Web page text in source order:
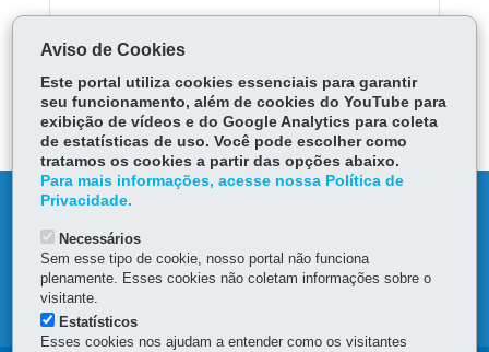
ÓRGÃO RESPONSÁVEL
DEIXE SUA OPINIÃO
MAPA DO SITE
DENUNCIE CORRUPÇÃO
OUVIDORIA
Aviso de Cookies
Este portal utiliza cookies essenciais para garantir
seu funcionamento, além de cookies do YouTube para
exibição de vídeos e do Google Analytics para coleta
de estatísticas de uso. Você pode escolher como
tratamos os cookies a partir das opções abaixo.
Para mais informações, acesse nossa Política de
Privacidade.
Necessários
Sem esse tipo de cookie, nosso portal não funciona
plenamente. Esses cookies não coletam informações sobre o
visitante.
Estatísticos
Esses cookies nos ajudam a entender como os visitantes